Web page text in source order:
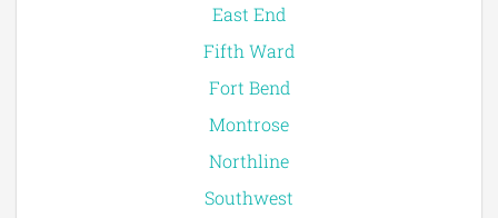
East End
Fifth Ward
Fort Bend
Montrose
Northline
Southwest